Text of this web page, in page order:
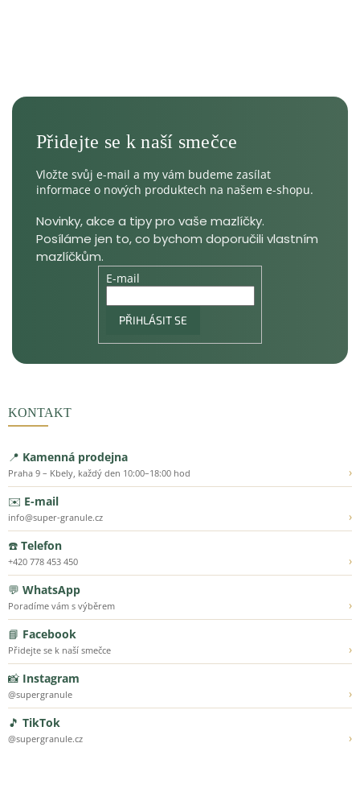
Vložte svůj e-mail a my vám budeme zasílat
informace o nových produktech na našem e-shopu.
E-mail
PŘIHLÁSIT SE
KONTAKT
📍 Kamenná prodejna
Praha 9 – Kbely, každý den 10:00–18:00 hod
›
✉️ E-mail
info@super-granule.cz
›
☎️ Telefon
+420 778 453 450
›
💬 WhatsApp
Poradíme vám s výběrem
›
📘 Facebook
Přidejte se k naší smečce
›
📸 Instagram
@supergranule
›
🎵 TikTok
@supergranule.cz ›